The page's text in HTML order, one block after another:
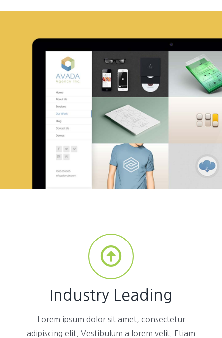
Industry Leading
Lorem ipsum dolor sit amet, consectetur
adipiscing elit. Vestibulum a lorem velit. Etiam